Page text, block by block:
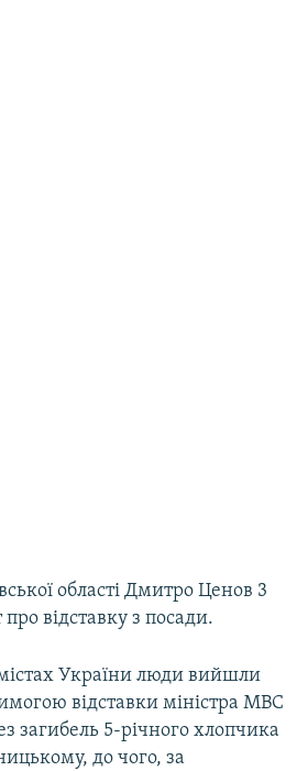
області Дмитро Ценов 3
відставку з посади.
України люди вийшли
відставки міністра МВС
загибель 5-річного хлопчика
до чого, за